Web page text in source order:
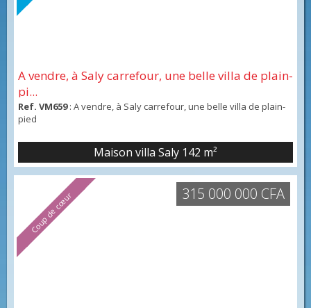
A vendre, à Saly carrefour, une belle villa de plain-
pi...
Ref. VM659: A vendre, à Saly carrefour, une belle villa de plain-
pied
Maison villa Saly 142 m²
Coup de cœur 315 000 000 CFA